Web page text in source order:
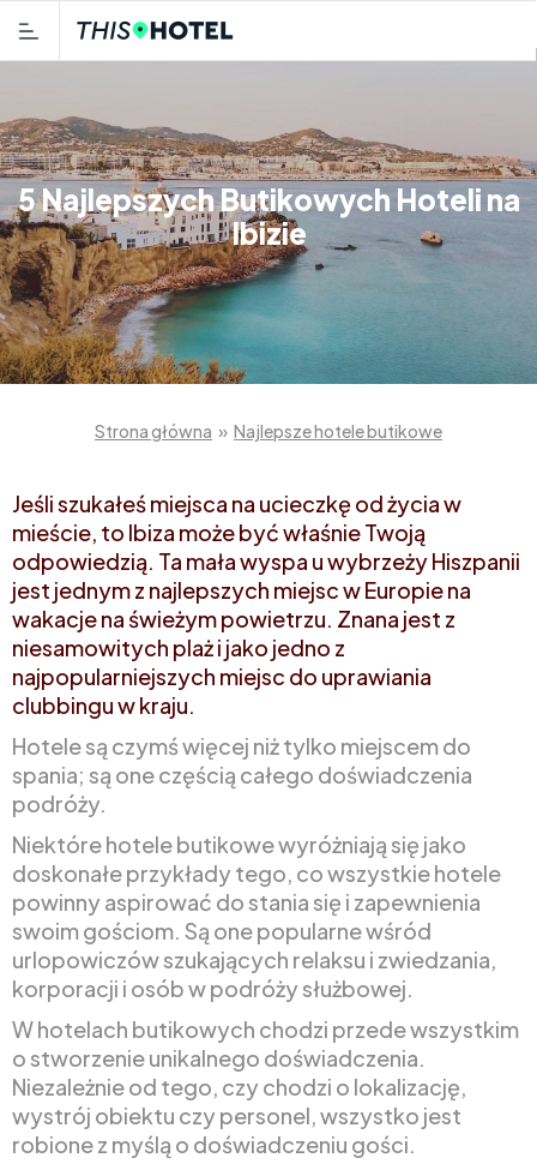
5 Najlepszych Butikowych Hoteli na
Ibizie
Strona główna » Najlepsze hotele butikowe
Jeśli szukałeś miejsca na ucieczkę od życia w
mieście, to Ibiza może być właśnie Twoją
odpowiedzią. Ta mała wyspa u wybrzeży Hiszpanii
jest jednym z najlepszych miejsc w Europie na
wakacje na świeżym powietrzu. Znana jest z
niesamowitych plaż i jako jedno z
najpopularniejszych miejsc do uprawiania
clubbingu w kraju.
Hotele są czymś więcej niż tylko miejscem do
spania; są one częścią całego doświadczenia
podróży.
Niektóre hotele butikowe wyróżniają się jako
doskonałe przykłady tego, co wszystkie hotele
powinny aspirować do stania się i zapewnienia
swoim gościom. Są one popularne wśród
urlopowiczów szukających relaksu i zwiedzania,
korporacji i osób w podróży służbowej.
W hotelach butikowych chodzi przede wszystkim
o stworzenie unikalnego doświadczenia.
Niezależnie od tego, czy chodzi o lokalizację,
wystrój obiektu czy personel, wszystko jest
robione z myślą o doświadczeniu gości.